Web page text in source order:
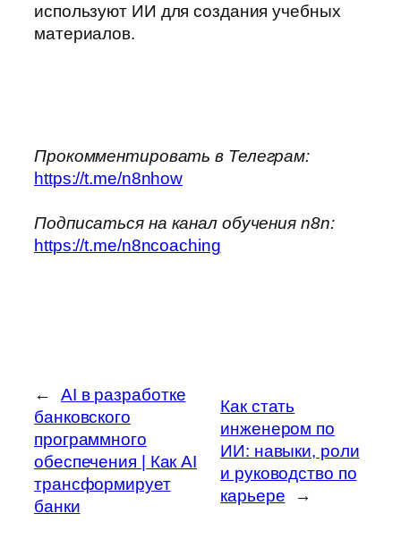
используют ИИ для создания учебных
материалов.
Прокомментировать в Телеграм:
https://t.me/n8nhow
Подписаться на канал обучения n8n:
https://t.me/n8ncoaching
←
AI в разработке
банковского
программного
обеспечения | Как AI
трансформирует
банки
Как стать
инженером по
ИИ: навыки, роли
и руководство по
карьере
→